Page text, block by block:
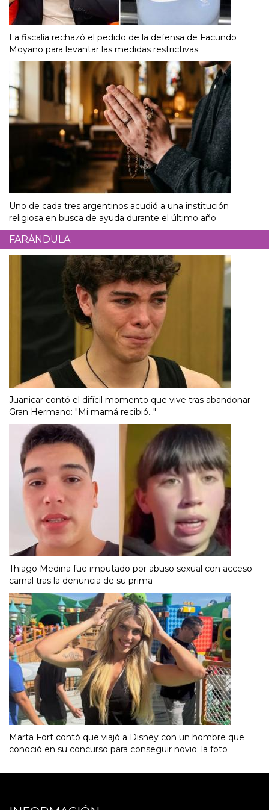
La fiscalía rechazó el pedido de la defensa de Facundo
Moyano para levantar las medidas restrictivas
Uno de cada tres argentinos acudió a una institución
religiosa en busca de ayuda durante el último año
FARÁNDULA
Juanicar contó el difícil momento que vive tras abandonar
Gran Hermano: "Mi mamá recibió..."
Thiago Medina fue imputado por abuso sexual con acceso
carnal tras la denuncia de su prima
Marta Fort contó que viajó a Disney con un hombre que
conoció en su concurso para conseguir novio: la foto